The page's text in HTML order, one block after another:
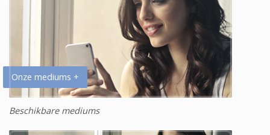
Onze mediums +
Beschikbare mediums